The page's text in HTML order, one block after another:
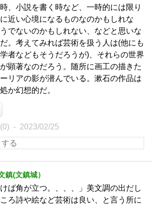
、小説を書く時など、一時的には限り
近い心境になるものなのかもしれな
でないのかもしれない、などと思いな
。考えてみれば芸術を扱う人は(他にも
者などもそうだろうが)、それらの世界
顕著なのだろう。随所に画工の描きた
リアの影が潜んでいる。漱石の作品は
か幻想的だ。
2023/02/25
鎮(文鎮城）
けば角が立つ。、、、」美文調の出だし
ろ詩や絵など芸術は良い、と言う所に